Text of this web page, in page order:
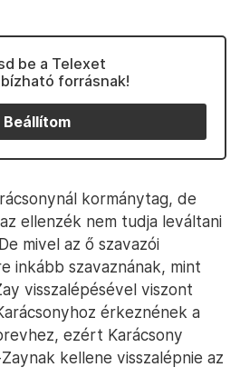
be a Telexet
forrásnak!
Beállítom
kormánytag, de
ellenzék nem tudja leváltani
mivel az ő szavazói
inkább szavaznának, mint
visszalépésével viszont
érkeznének a
ezért Karácsony
kellene visszalépnie az